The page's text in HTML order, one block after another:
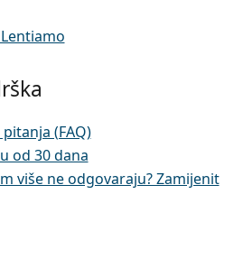
(FAQ)
od 30 dana
više ne odgovaraju? Zamijenit